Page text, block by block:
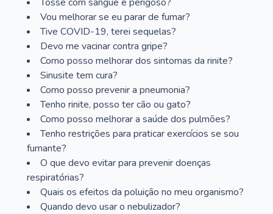
Vou melhorar se eu parar de fumar?
Tive COVID-19, terei sequelas?
Devo me vacinar contra gripe?
Como posso melhorar dos sintomas da rinite?
Sinusite tem cura?
Como posso prevenir a pneumonia?
Tenho rinite, posso ter cão ou gato?
Como posso melhorar a saúde dos pulmões?
Tenho restrições para praticar exercícios se sou
fumante?
O que devo evitar para prevenir doenças
respiratórias?
Quais os efeitos da poluição no meu organismo?
Quando devo usar o nebulizador?